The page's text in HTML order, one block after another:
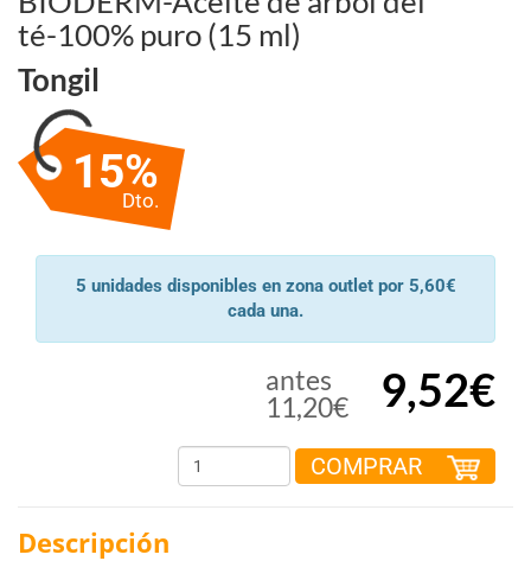
té-100% puro (15 ml)
Tongil
15%
Dto.
5 unidades disponibles en zona outlet por 5,60€
cada una.
antes
11,20€
9,52€
COMPRAR
Descripción